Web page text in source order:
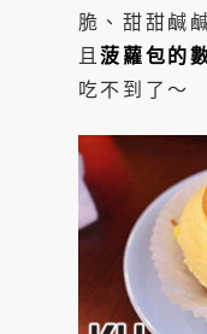
脆、甜甜鹹
且菠蘿包的
吃不到了～